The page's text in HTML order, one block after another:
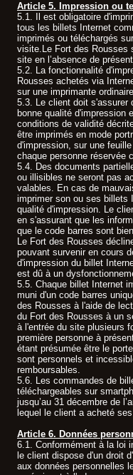
Article 5. Impression ou
5.1. Il est obligatoire
tous les billets Internet
imprimés ou téléchargés
visite.Le Fort des Rousses
site en l’absence de
5.2. La fonctionnalité
Rousses achetés via
sur une imprimante
5.3. Le client doit s'assurer
bonne qualité d'impression
conditions de validité
être imprimés en mode
d'impression, sur une
chaque personne réservée
5.4. Des documents
ou illisibles ne seront pas
valables. En cas de
imprimer son ou ses billets
qualité d'impression. Le
en s'assurant que les
que le code barres sont
Le Fort des Rousses
pouvant survenir en cours
d'impression du billet
est dû à un
5.5. Chaque billet Internet
muni d'un code barres
des Rousses à l'aide de
du Fort des Rousses à un
à l'entrée du site plusieurs
première personne à
étant présumée être le
sont personnels et
remboursables.
5.6. Les commandes de
téléchargeables sur
jusqu’au 31 décembre de
lequel le client a acheté
Article 6. Données
6.1. Conformément à la loi
le client dispose d'un droit
aux données personnelles